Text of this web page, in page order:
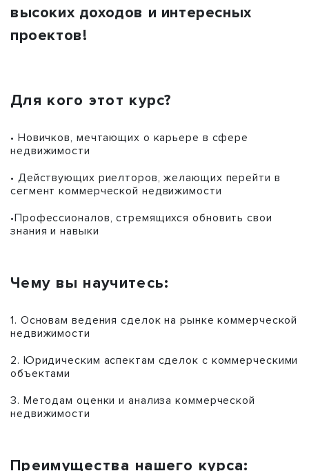
высоких доходов и интересных
проектов!
Для кого этот курс?
• Новичков, мечтающих о карьере в сфере
недвижимости
• Действующих риелторов, желающих перейти в
сегмент коммерческой недвижимости
•Профессионалов, стремящихся обновить свои
знания и навыки
Чему вы научитесь:
1. Основам ведения сделок на рынке коммерческой
недвижимости
2. Юридическим аспектам сделок с коммерческими
объектами
3. Методам оценки и анализа коммерческой
недвижимости
Преимущества нашего курса: